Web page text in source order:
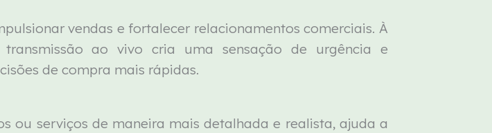
vendas e fortalecer relacionamentos comerciais. À
ao vivo cria uma sensação de urgência e
de compra mais rápidas.
ou serviços de maneira mais detalhada e realista, ajuda a